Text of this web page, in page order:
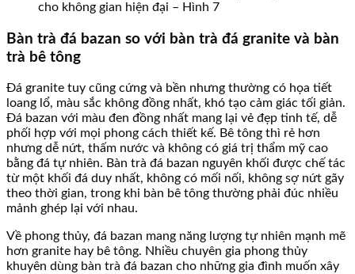
cho không gian hiện đại – Hình 7
Bàn trà đá bazan so với bàn trà đá granite và bàn
trà bê tông
Đá granite tuy cũng cứng và bền nhưng thường có họa tiết
loang lổ, màu sắc không đồng nhất, khó tạo cảm giác tối giản.
Đá bazan với màu đen đồng nhất mang lại vẻ đẹp tinh tế, dễ
phối hợp với mọi phong cách thiết kế. Bê tông thì rẻ hơn
nhưng dễ nứt, thấm nước và không có giá trị thẩm mỹ cao
bằng đá tự nhiên. Bàn trà đá bazan nguyên khối được chế tác
từ một khối đá duy nhất, không có mối nối, không sợ nứt gãy
theo thời gian, trong khi bàn bê tông thường phải đúc nhiều
mảnh ghép lại với nhau.
Về phong thủy, đá bazan mang năng lượng tự nhiên mạnh mẽ
hơn granite hay bê tông. Nhiều chuyên gia phong thủy
khuyên dùng bàn trà đá bazan cho những gia đình muốn xây